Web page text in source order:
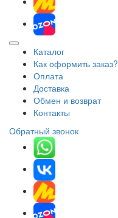
Каталог
Как оформить заказ?
Оплата
Доставка
Обмен и возврат
Контакты
Обратный звонок